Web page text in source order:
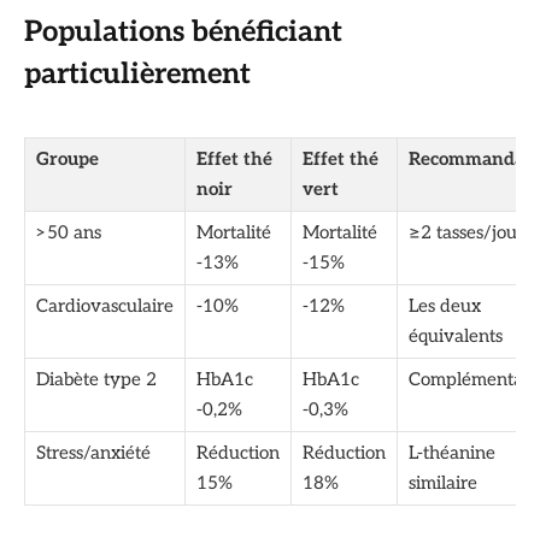
Populations bénéficiant
particulièrement
Groupe
Effet thé
noir
Effet thé
vert
>50 ans
Mortalité
-13%
Mortalité
-15%
≥2 tasses/jour
Cardiovasculaire -10% -12%
Les deux
équivalents
Diabète type 2
HbA1c
-0,2%
HbA1c
-0,3%
Stress/anxiété
Réduction
15%
Réduction
18%
L-théanine
similaire